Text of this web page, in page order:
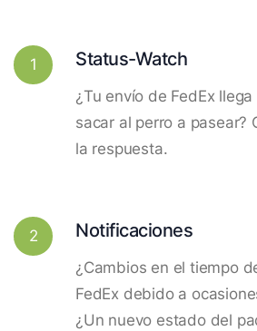
1 Status-Watch
¿Tu envío de FedEx
sacar al perro a pasear?
la respuesta.
2 Notificaciones
¿Cambios en el tiempo
FedEx debido a
¿Un nuevo estado del